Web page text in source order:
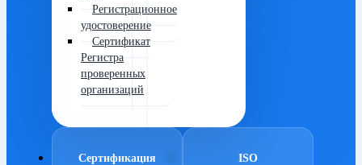
Регистрационное
удостоверение
Сертификат
Регистра
проверенных
организаций
Сертификация ISO